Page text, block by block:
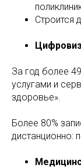
Строится
За год более
услугами и
здоровье».
Более 80%
дистанционно: